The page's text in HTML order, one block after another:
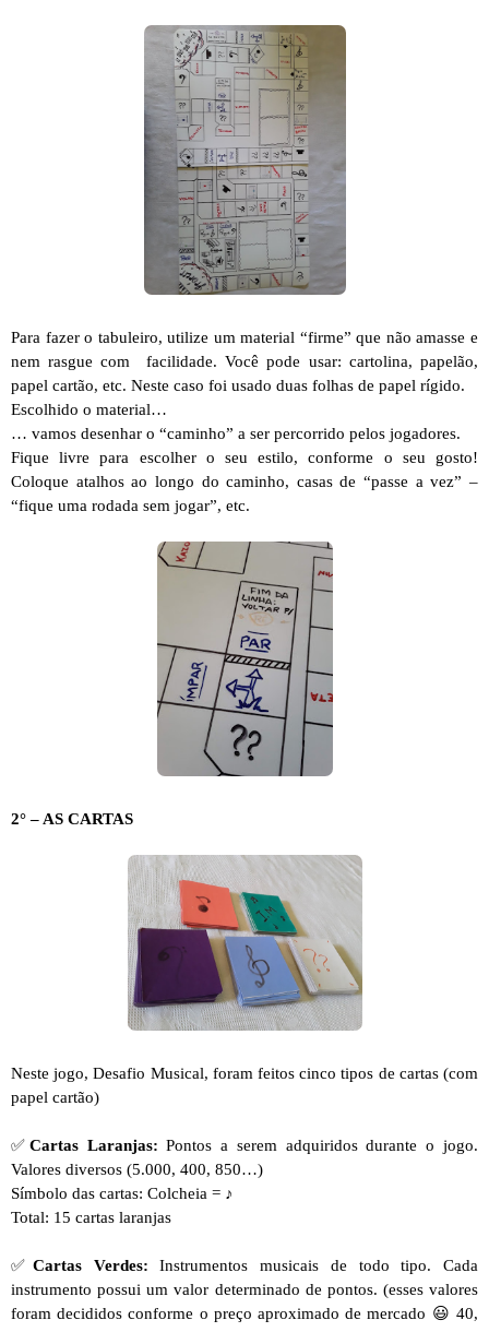
Para fazer o tabuleiro, utilize um material “firme” que não amasse e
nem rasgue com facilidade. Você pode usar: cartolina, papelão,
papel cartão, etc. Neste caso foi usado duas folhas de papel rígido.
Escolhido o material…
… vamos desenhar o “caminho” a ser percorrido pelos jogadores.
Fique livre para escolher o seu estilo, conforme o seu gosto!
Coloque atalhos ao longo do caminho, casas de “passe a vez” –
“fique uma rodada sem jogar”, etc.
2° – AS CARTAS
Neste jogo, Desafio Musical, foram feitos cinco tipos de cartas (com
papel cartão)
✅ Cartas Laranjas: Pontos a serem adquiridos durante o jogo.
Valores diversos (5.000, 400, 850…)
Símbolo das cartas: Colcheia = ♪
Total: 15 cartas laranjas
✅ Cartas Verdes: Instrumentos musicais de todo tipo. Cada
instrumento possui um valor determinado de pontos. (esses valores
foram decididos conforme o preço aproximado de mercado 😃 40,